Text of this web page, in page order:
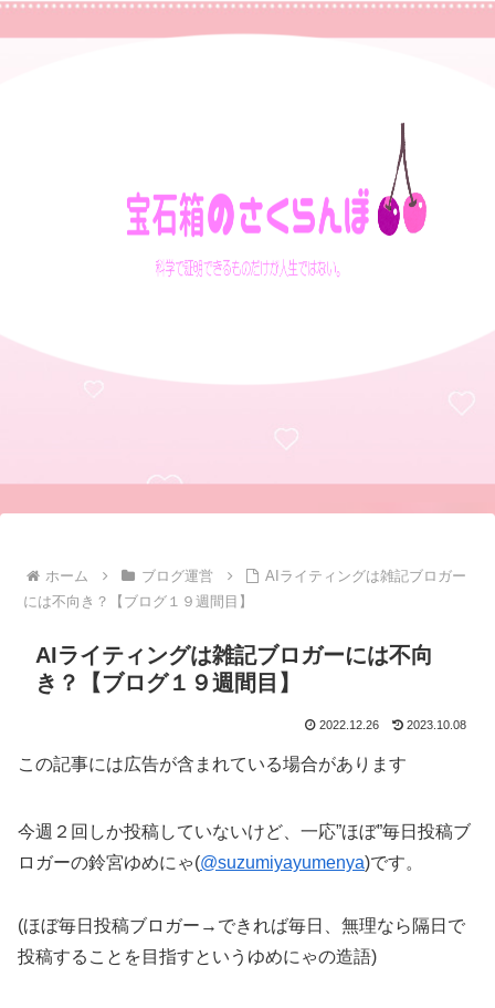
ホーム ブログ運営
AIライティングは雑記ブロガー
には不向き？【ブログ１９週間目】
AIライティングは雑記ブロガーには不向
き？【ブログ１９週間目】
2022.12.26 2023.10.08
この記事には広告が含まれている場合があります
今週２回しか投稿していないけど、一応”ほぼ”毎日投稿ブ
ロガーの鈴宮ゆめにゃ(@suzumiyayumenya)です。
(ほぼ毎日投稿ブロガー→できれば毎日、無理なら隔日で
投稿することを目指すというゆめにゃの造語)